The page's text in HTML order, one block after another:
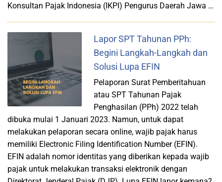
Konsultan Pajak Indonesia (IKPI) Pengurus Daerah Jawa …
Lapor SPT Tahunan PPh:
Begini Langkah-Langkah dan
Solusi Lupa EFIN
Pelaporan Surat Pemberitahuan
atau SPT Tahunan Pajak
Penghasilan (PPh) 2022 telah
dibuka mulai 1 Januari 2023. Namun, untuk dapat
melakukan pelaporan secara online, wajib pajak harus
memiliki Electronic Filing Identification Number (EFIN).
EFIN adalah nomor identitas yang diberikan kepada wajib
pajak untuk melakukan transaksi elektronik dengan